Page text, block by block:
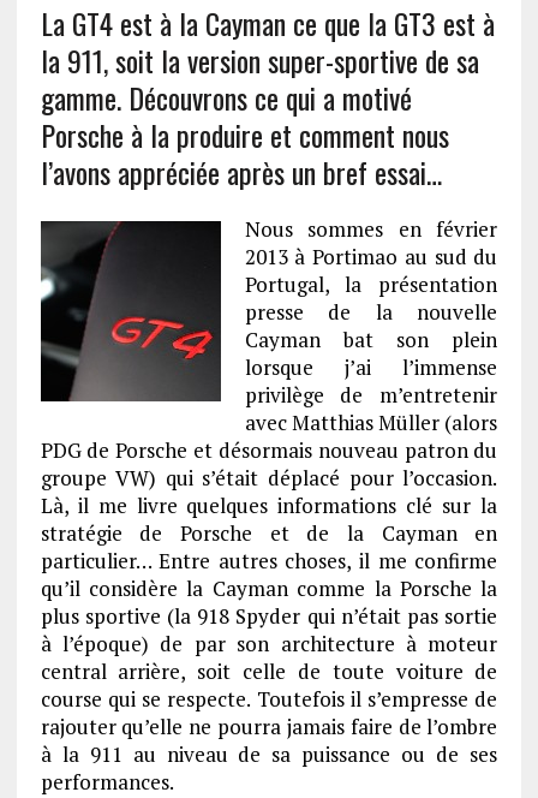
La GT4 est à la Cayman ce que la GT3 est à
la 911, soit la version super-sportive de sa
gamme. Découvrons ce qui a motivé
Porsche à la produire et comment nous
l’avons appréciée après un bref essai…
Nous sommes en février
2013 à Portimao au sud du
Portugal, la présentation
presse de la nouvelle
Cayman bat son plein
lorsque j’ai l’immense
privilège de m’entretenir
avec Matthias Müller (alors
PDG de Porsche et désormais nouveau patron du
groupe VW) qui s’était déplacé pour l’occasion.
Là, il me livre quelques informations clé sur la
stratégie de Porsche et de la Cayman en
particulier… Entre autres choses, il me confirme
qu’il considère la Cayman comme la Porsche la
plus sportive (la 918 Spyder qui n’était pas sortie
à l’époque) de par son architecture à moteur
central arrière, soit celle de toute voiture de
course qui se respecte. Toutefois il s’empresse de
rajouter qu’elle ne pourra jamais faire de l’ombre
à la 911 au niveau de sa puissance ou de ses
performances.